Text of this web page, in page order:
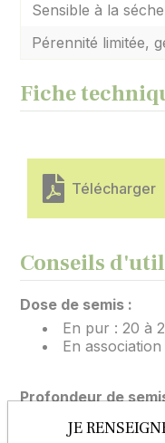
Sensible à la
Pérennité limitée,
Fiche
Télécharger
Conseils
Dose de semis :
En pur : 20 à
En
Profondeur de
1 à 2 cm
JE